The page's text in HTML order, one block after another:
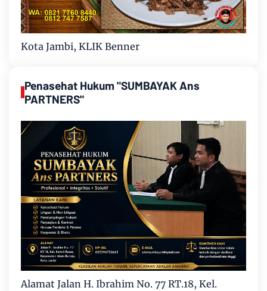
Kota Jambi, KLIK Benner
Penasehat Hukum "SUMBAYAK Ans
PARTNERS"
Alamat Jalan H. Ibrahim No. 77 RT.18, Kel.